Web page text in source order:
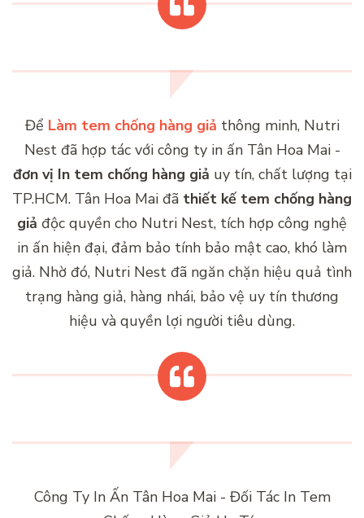
Để Làm tem chống hàng giả thông minh, Nutri
Nest đã hợp tác với công ty in ấn Tân Hoa Mai -
đơn vị In tem chống hàng giả uy tín, chất lượng tại
TP.HCM. Tân Hoa Mai đã thiết kế tem chống hàng
giả độc quyền cho Nutri Nest, tích hợp công nghệ
in ấn hiện đại, đảm bảo tính bảo mật cao, khó làm
giả. Nhờ đó, Nutri Nest đã ngăn chặn hiệu quả tình
trạng hàng giả, hàng nhái, bảo vệ uy tín thương
hiệu và quyền lợi người tiêu dùng.
Công Ty In Ấn Tân Hoa Mai - Đối Tác In Tem